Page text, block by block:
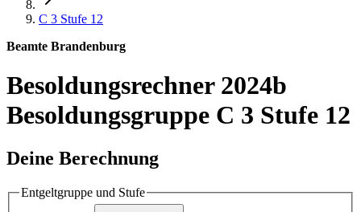
C 3 Stufe 12
Beamte Brandenburg
Besoldungsrechner 2024b
Besoldungsgruppe C 3 Stufe 12
Deine Berechnung
Entgeltgruppe und Stufe